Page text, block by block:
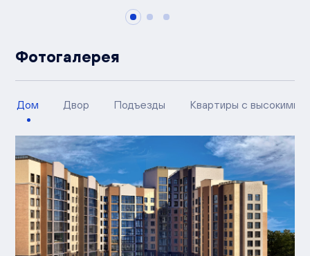
Фотогалерея
Дом Двор Подъезды Квартиры с высокими